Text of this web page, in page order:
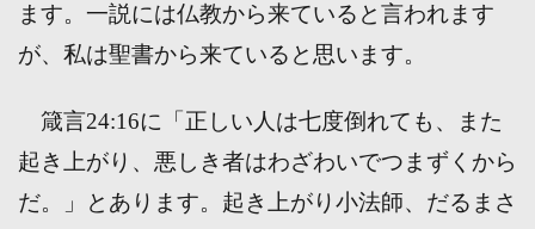
ます。一説には仏教から来ていると言われます
が、私は聖書から来ていると思います。
箴言24:16に「正しい人は七度倒れても、また
起き上がり、悪しき者はわざわいでつまずくから
だ。」とあります。起き上がり小法師、だるまさ